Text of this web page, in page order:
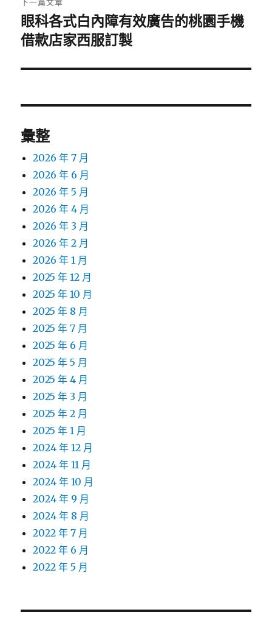
下
一
文
眼科各式白內障有效廣告的桃園手機
借款店家西服訂製
彙整
2026 年 7 月
2026 年 6 月
2026 年 5 月
2026 年 4 月
2026 年 3 月
2026 年 2 月
2026 年 1 月
2025 年 12 月
2025 年 10 月
2025 年 8 月
2025 年 7 月
2025 年 6 月
2025 年 5 月
2025 年 4 月
2025 年 3 月
2025 年 2 月
2025 年 1 月
2024 年 12 月
2024 年 11 月
2024 年 10 月
2024 年 9 月
2024 年 8 月
2022 年 7 月
2022 年 6 月
2022 年 5 月